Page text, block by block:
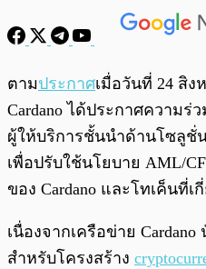
ตามประกาศเมื่อวันที่ 24 สิ
Cardano ได้ประกาศความร่
ผู้ให้บริการชั้นนำด้านโซลูชั่
เพื่อปรับใช้นโยบาย AML/
ของ Cardano และโทเค็นที่
เนื่องจากเครือข่าย
สำหรับโครงสร้าง